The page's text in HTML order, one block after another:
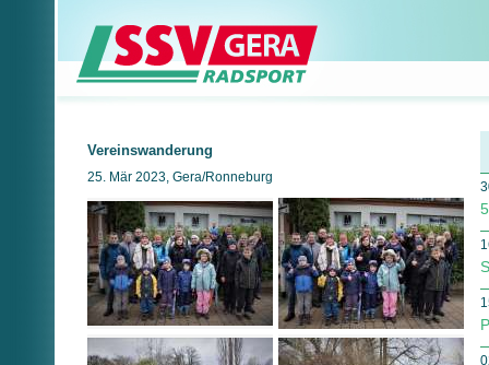
Vereinswanderung
25. Mär 2023, Gera/Ronneburg